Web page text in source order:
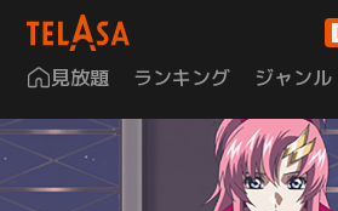
見放題 ランキング ジャンル